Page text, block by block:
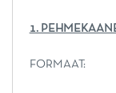
1.
FORMAAT: